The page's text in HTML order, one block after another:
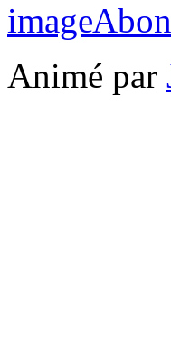
Animé par